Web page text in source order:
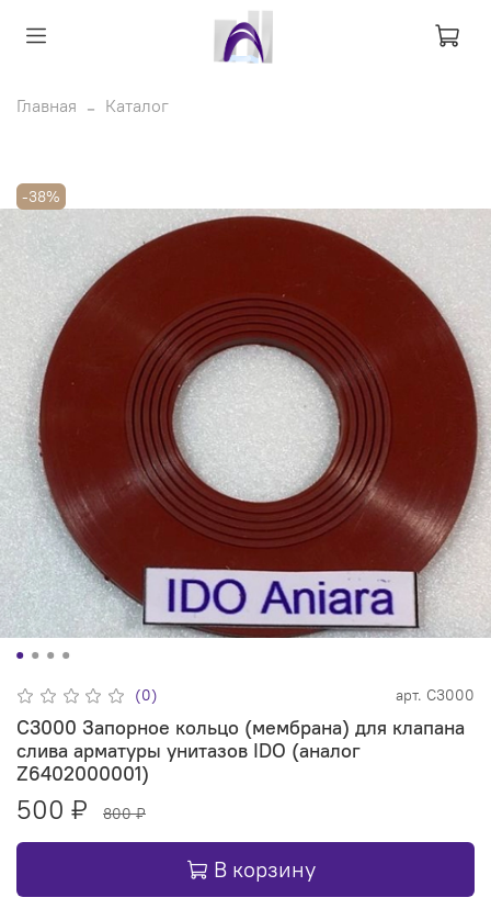
Главная Каталог
-38%
(0) арт. С3000
С3000 Запорное кольцо (мембрана) для клапана
слива арматуры унитазов IDO (аналог
Z6402000001)
500 ₽ 800 ₽
В корзину